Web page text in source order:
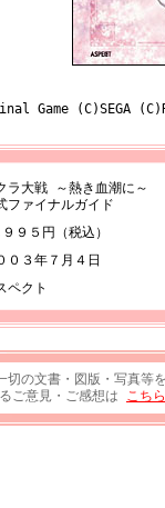
Game (C)SEGA
ラ大戦 ～熱き血潮に～
ファイナルガイド
９５円（税込）
０３年７月４日
ペクト
切の文書・図版・写真等
ご意見・ご感想は こちら